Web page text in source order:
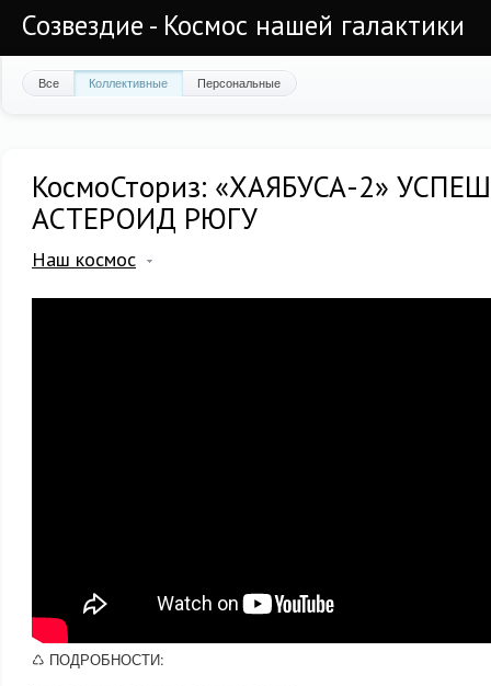
Созвездие - Космос нашей галактики
Все Коллективные Персональные
КосмоСториз: «ХАЯБУСА-2»
АСТЕРОИД РЮГУ
Наш космос
♺ ПОДРОБНОСТИ: